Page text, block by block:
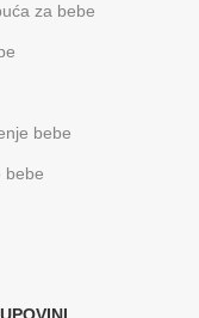
za bebe
bebe
bebe